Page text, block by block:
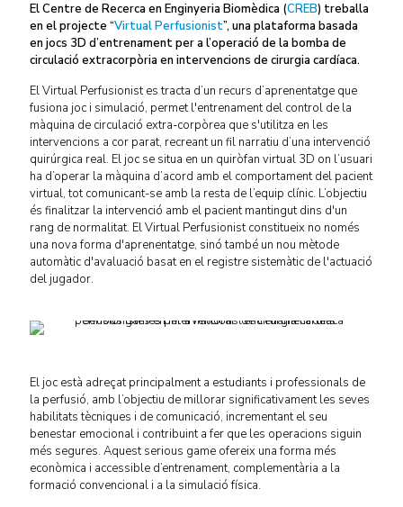
El Centre de Recerca en Enginyeria Biomèdica (CREB) treballa
en el projecte “Virtual Perfusionist”, una plataforma basada
en jocs 3D d’entrenament per a l’operació de la bomba de
circulació extracorpòria en intervencions de cirurgia cardíaca.
El Virtual Perfusionist es tracta d’un recurs d’aprenentatge que
fusiona joc i simulació, permet l'entrenament del control de la
màquina de circulació extra-corpòrea que s'utilitza en les
intervencions a cor parat, recreant un fil narratiu d’una intervenció
quirúrgica real. El joc se situa en un quiròfan virtual 3D on l’usuari
ha d’operar la màquina d’acord amb el comportament del pacient
virtual, tot comunicant-se amb la resta de l’equip clínic. L’objectiu
és finalitzar la intervenció amb el pacient mantingut dins d'un
rang de normalitat. El Virtual Perfusionist constitueix no només
una nova forma d'aprenentatge, sinó també un nou mètode
automàtic d'avaluació basat en el registre sistemàtic de l'actuació
del jugador.
El joc està adreçat principalment a estudiants i professionals de
la perfusió, amb l’objectiu de millorar significativament les seves
habilitats tècniques i de comunicació, incrementant el seu
benestar emocional i contribuint a fer que les operacions siguin
més segures. Aquest serious game ofereix una forma més
econòmica i accessible d’entrenament, complementària a la
formació convencional i a la simulació física.